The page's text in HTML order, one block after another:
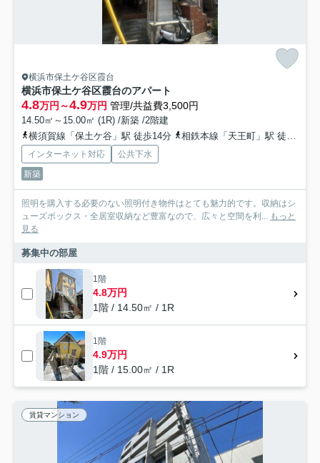
横浜市保土ケ谷区霞台
横浜市保土ケ谷区霞台のアパート
4.8万円～4.9万円 管理/共益費3,500円
14.50㎡～15.00㎡ (1R) /新築 /2階建
横須賀線「保土ケ谷」駅 徒歩14分
相鉄本線「天王町」駅 徒歩25分
インターネット対応
公共下水
新築
照明を購入する必要のない照明付き物件はとても魅力的です。収納はシ
ューズボックス・全居室収納など豊富なので、広々と空間を利... もっと
見る
募集中の部屋
1階
4.8万円
1階 / 14.50㎡ / 1R
1階
4.9万円
1階 / 15.00㎡ / 1R
賃貸マンション